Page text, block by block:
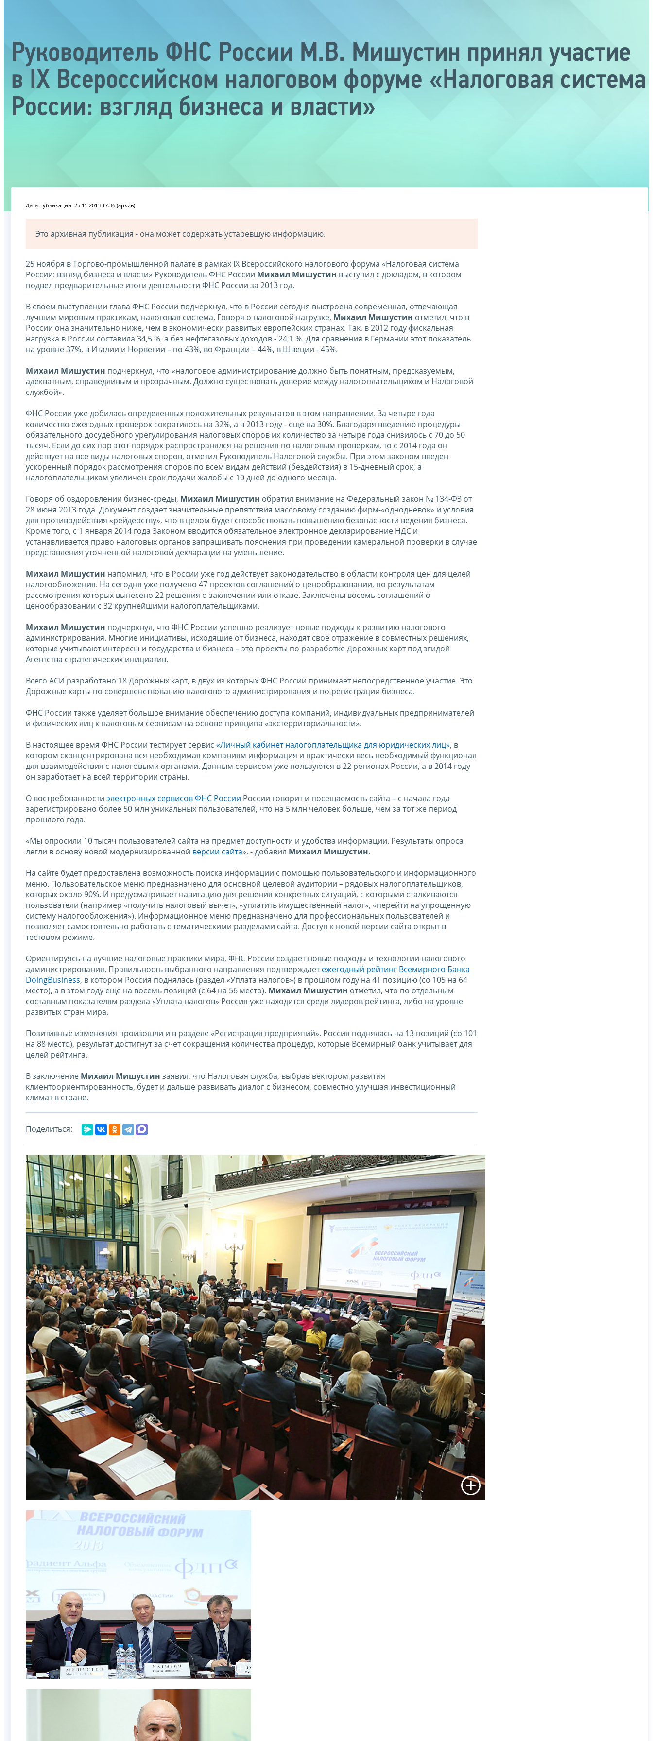
Руководитель ФНС России М.В. Мишустин принял участие
в IX Всероссийском налоговом форуме «Налоговая система
России: взгляд бизнеса и власти»
Дата публикации: 25.11.2013 17:36 (архив)
Это архивная публикация - она может содержать устаревшую информацию.
25 ноября в Торгово-промышленной палате в рамках IX Всероссийского налогового форума «Налоговая система
России: взгляд бизнеса и власти» Руководитель ФНС России Михаил Мишустин выступил с докладом, в котором
подвел предварительные итоги деятельности ФНС России за 2013 год.
В своем выступлении глава ФНС России подчеркнул, что в России сегодня выстроена современная, отвечающая
лучшим мировым практикам, налоговая система. Говоря о налоговой нагрузке, Михаил Мишустин отметил, что в
России она значительно ниже, чем в экономически развитых европейских странах. Так, в 2012 году фискальная
нагрузка в России составила 34,5 %, а без нефтегазовых доходов - 24,1 %. Для сравнения в Германии этот показатель
на уровне 37%, в Италии и Норвегии – по 43%, во Франции – 44%, в Швеции - 45%.
Михаил Мишустин подчеркнул, что «налоговое администрирование должно быть понятным, предсказуемым,
адекватным, справедливым и прозрачным. Должно существовать доверие между налогоплательщиком и Налоговой
службой».
ФНС России уже добилась определенных положительных результатов в этом направлении. За четыре года
количество ежегодных проверок сократилось на 32%, а в 2013 году - еще на 30%. Благодаря введению процедуры
обязательного досудебного урегулирования налоговых споров их количество за четыре года снизилось с 70 до 50
тысяч. Если до сих пор этот порядок распространялся на решения по налоговым проверкам, то с 2014 года он
действует на все виды налоговых споров, отметил Руководитель Налоговой службы. При этом законом введен
ускоренный порядок рассмотрения споров по всем видам действий (бездействия) в 15-дневный срок, а
налогоплательщикам увеличен срок подачи жалобы с 10 дней до одного месяца.
Говоря об оздоровлении бизнес-среды, Михаил Мишустин обратил внимание на Федеральный закон № 134-ФЗ от
28 июня 2013 года. Документ создает значительные препятствия массовому созданию фирм-«однодневок» и условия
для противодействия «рейдерству», что в целом будет способствовать повышению безопасности ведения бизнеса.
Кроме того, с 1 января 2014 года Законом вводится обязательное электронное декларирование НДС и
устанавливается право налоговых органов запрашивать пояснения при проведении камеральной проверки в случае
представления уточненной налоговой декларации на уменьшение.
Михаил Мишустин напомнил, что в России уже год действует законодательство в области контроля цен для целей
налогообложения. На сегодня уже получено 47 проектов соглашений о ценообразовании, по результатам
рассмотрения которых вынесено 22 решения о заключении или отказе. Заключены восемь соглашений о
ценообразовании с 32 крупнейшими налогоплательщиками.
Михаил Мишустин подчеркнул, что ФНС России успешно реализует новые подходы к развитию налогового
администрирования. Многие инициативы, исходящие от бизнеса, находят свое отражение в совместных решениях,
которые учитывают интересы и государства и бизнеса – это проекты по разработке Дорожных карт под эгидой
Агентства стратегических инициатив.
Всего АСИ разработано 18 Дорожных карт, в двух из которых ФНС России принимает непосредственное участие. Это
Дорожные карты по совершенствованию налогового администрирования и по регистрации бизнеса.
ФНС России также уделяет большое внимание обеспечению доступа компаний, индивидуальных предпринимателей
и физических лиц к налоговым сервисам на основе принципа «экстерриториальности».
В настоящее время ФНС России тестирует сервис «Личный кабинет налогоплательщика для юридических лиц», в
котором сконцентрирована вся необходимая компаниям информация и практически весь необходимый функционал
для взаимодействия с налоговыми органами. Данным сервисом уже пользуются в 22 регионах России, а в 2014 году
он заработает на всей территории страны.
О востребованности электронных сервисов ФНС России России говорит и посещаемость сайта – с начала года
зарегистрировано более 50 млн уникальных пользователей, что на 5 млн человек больше, чем за тот же период
прошлого года.
«Мы опросили 10 тысяч пользователей сайта на предмет доступности и удобства информации. Результаты опроса
легли в основу новой модернизированной версии сайта», - добавил Михаил Мишустин.
На сайте будет предоставлена возможность поиска информации с помощью пользовательского и информационного
меню. Пользовательское меню предназначено для основной целевой аудитории – рядовых налогоплательщиков,
которых около 90%. И предусматривает навигацию для решения конкретных ситуаций, с которыми сталкиваются
пользователи (например «получить налоговый вычет», «уплатить имущественный налог», «перейти на упрощенную
систему налогообложения»). Информационное меню предназначено для профессиональных пользователей и
позволяет самостоятельно работать с тематическими разделами сайта. Доступ к новой версии сайта открыт в
тестовом режиме.
Ориентируясь на лучшие налоговые практики мира, ФНС России создает новые подходы и технологии налогового
администрирования. Правильность выбранного направления подтверждаетежегодный рейтинг Всемирного Банка
DoingBusiness, в котором Россия поднялась (раздел «Уплата налогов») в прошлом году на 41 позицию (со 105 на 64
место), а в этом году еще на восемь позиций (с 64 на 56 место). Михаил Мишустин отметил, что по отдельным
составным показателям раздела «Уплата налогов» Россия уже находится среди лидеров рейтинга, либо на уровне
развитых стран мира.
Позитивные изменения произошли и в разделе «Регистрация предприятий». Россия поднялась на 13 позиций (со 101
на 88 место), результат достигнут за счет сокращения количества процедур, которые Всемирный банк учитывает для
целей рейтинга.
В заключение Михаил Мишустин заявил, что Налоговая служба, выбрав вектором развития
клиентоориентированность, будет и дальше развивать диалог с бизнесом, совместно улучшая инвестиционный
климат в стране.
Поделиться: